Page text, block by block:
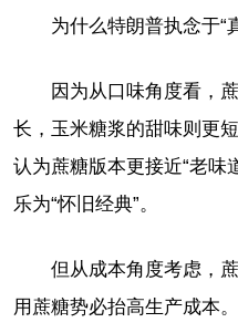
为什么特朗普执念于“
因为从口味角度看，
长，玉米糖浆的甜味则更
认为蔗糖版本更接近“老味
乐为“怀旧经典”。
但从成本角度考虑，
用蔗糖势必抬高生产成本